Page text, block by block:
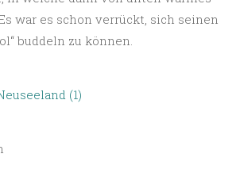
war es schon verrückt, sich seinen
buddeln zu können.